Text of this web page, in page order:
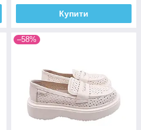
Купити
–58%